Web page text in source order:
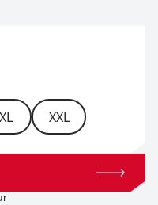
XL XXL